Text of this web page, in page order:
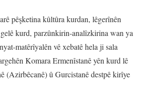
pêşketina kûltûra kurdan, lêgerînên
kurd, parzûnkirin-analîzkirina wan ya
matêrîyalên vê xebatê hela ji sala
Komara Ermenîstanê yên kurd lê
(Azirbêcanê) û Gurcistanê destpê kirîye